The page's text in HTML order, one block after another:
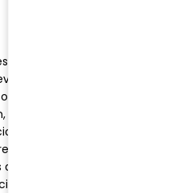
de la reciente narrativa
con confianza en una
tanto la brisa como la
pero adulto, que recuerda a
con altura, abre la puerta, mas
siempre”, Abelardo
las relaciones entre las
habita en estas páginas. En